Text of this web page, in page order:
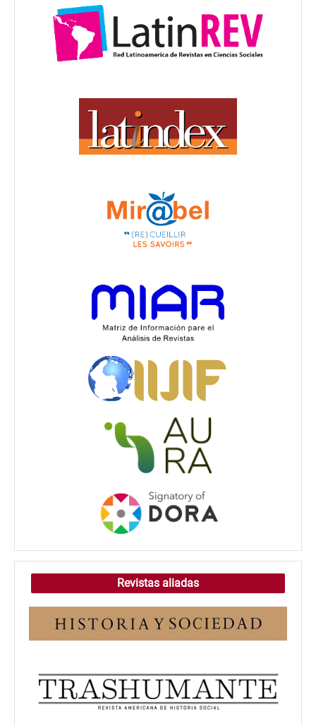
Revistas aliadas